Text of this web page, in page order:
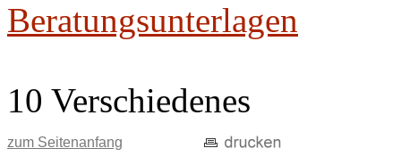
Beratungsunterlagen
10 Verschiedenes
zum Seitenanfang